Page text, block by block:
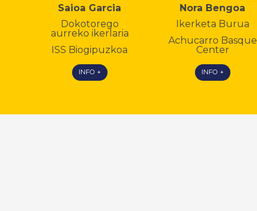
Saioa Garcia
Dokotorego
aurreko ikerlaria
ISS Biogipuzkoa
INFO +
Nora Bengoa
Ikerketa Burua
Achucarro Basque
Center
INFO +